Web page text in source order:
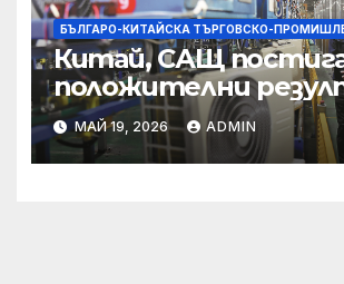
БЪЛГАРО-КИТАЙСКА ТЪРГОВСКО-
Китай, САЩ
положителни
икономическите и
търговски
министерство
МАЙ 19, 2026 ADMIN